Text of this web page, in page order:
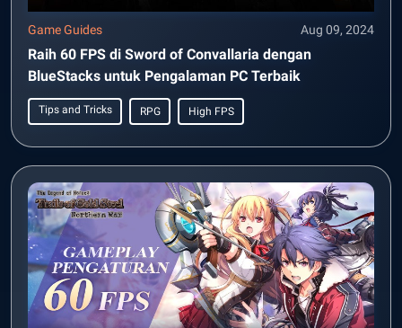
Game Guides Aug 09, 2024
Raih 60 FPS di Sword of Convallaria dengan
BlueStacks untuk Pengalaman PC Terbaik
Tips and Tricks RPG High FPS